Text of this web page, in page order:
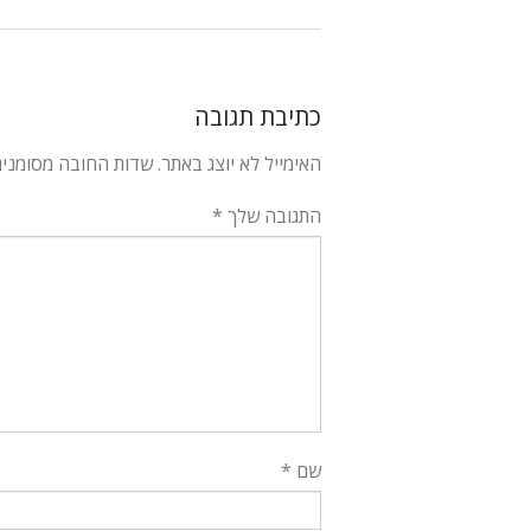
כתיבת תגובה
האימייל לא יוצג באתר.שדות החובה
התגובה שלך *
שם *